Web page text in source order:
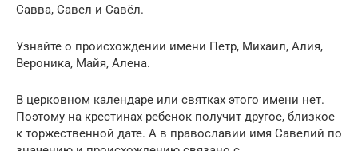
Савва, Савел и Савёл.
Узнайте о происхождении имени Петр, Михаил, Алия,
Вероника, Майя, Алена.
В церковном календаре или святках этого имени нет.
Поэтому на крестинах ребенок получит другое, близкое
к торжественной дате. А в православии имя Савелий по